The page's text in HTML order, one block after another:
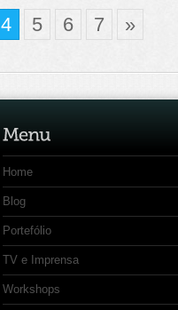
4 5 6 7 »
Home
Blog
Portefólio
TV e Imprensa
Workshops